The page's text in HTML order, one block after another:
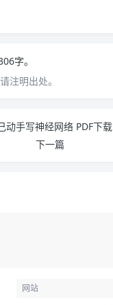
字。
注明出处。
动手写神经网络 PDF下载
下一篇